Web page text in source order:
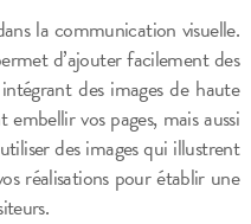
la communication visuelle.
d’ajouter facilement des
des images de haute
vos pages, mais aussi
des images qui illustrent
réalisations pour établir une